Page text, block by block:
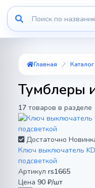
Главная
Тумблеры
17 товаров в разделе
Достаточно
Ключ выключатель
подсветкой
Артикул rs1665
Цена 90 ₽/шт